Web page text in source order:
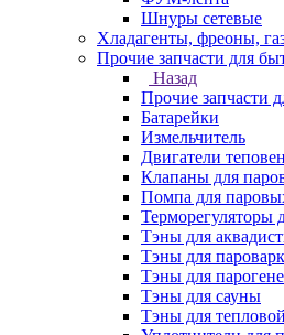
Шнуры сетевые
Хладагенты, фреоны,
Прочие запчасти для
Назад
Прочие запчасти
Батарейки
Измельчитель
Двигатели
Клапаны для
Помпа для
Терморегуляторы
Тэны для
Тэны для
Тэны для
Тэны для сауны
Тэны для